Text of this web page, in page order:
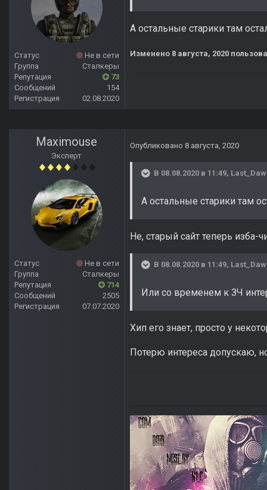
Статус
Не в сети
Группа
Сталкеры
Репутация
73
Сообщений
154
Регистрация
02.08.2020
А остальные старики там
Изменено 8 августа, 2020
Maximouse
Эксперт
Статус
Не в сети
Группа
Сталкеры
Репутация
714
Сообщений
2505
Регистрация
07.07.2020
Опубликовано 8 августа, 2020
В 08.08.2020 в 11:49,
А остальные старики там
Не, старый сайт теперь изба-
В 08.08.2020 в 11:49,
Или со временем к ЗЧ
Хип его знает, просто у
Потерю интереса допускаю,